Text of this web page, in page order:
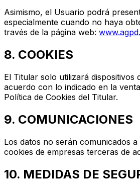
Asimismo, el Usuario podrá
especialmente cuando no haya
través de la página web:
8. COOKIES
El Titular solo utilizará
acuerdo con lo indicado en la
Política de Cookies del Titular.
9. COMUNICACIONES
Los datos no serán comunicados
cookies de empresas terceras de
10. MEDIDAS DE